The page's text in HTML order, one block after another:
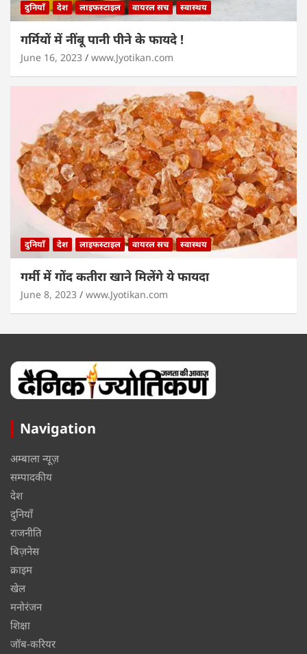
दुनियाँ देश लाइफस्टाइल वायरल सच स्वास्थय
गर्मियों में नींबू पानी पीने के फायदे !
June 16, 2023 www.Jyotikan.com
दुनियाँ देश लाइफस्टाइल वायरल सच स्वास्थय
गर्मी में गोंद कतीरा खाने मिलेंगे ये फायदा
June 8, 2023 www.Jyotikan.com
Navigation
अम्बाला न्यूज़
सम्पादकीय
देश
दुनियाँ
राजनीति
बिज़नेस
क्राइम
खेल
मनोरंजन
शिक्षा
जॉब-करियर